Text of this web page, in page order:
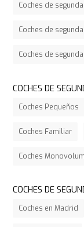
Coches de
Coches de
Coches de
COCHES DE
Coches Pequeños
Coches Familiar
Coches
COCHES DE
Coches en Madrid